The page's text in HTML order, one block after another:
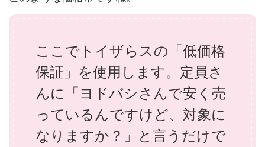
ここでトイザらスの「低価格
保証」を使用します。定員さ
んに「ヨドバシさんで安く売
っているんですけど、対象に
なりますか？」と言うだけで